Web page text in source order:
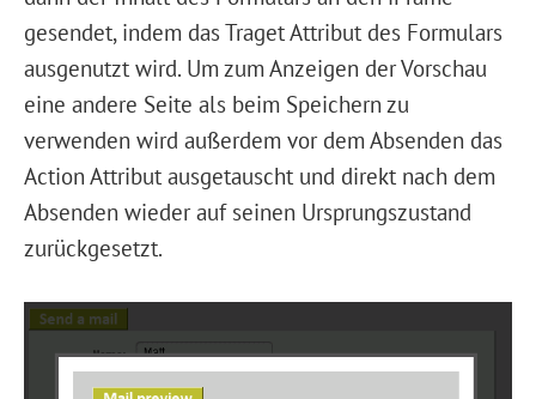
gesendet, indem das Traget Attribut des Formulars
ausgenutzt wird. Um zum Anzeigen der Vorschau
eine andere Seite als beim Speichern zu
verwenden wird außerdem vor dem Absenden das
Action Attribut ausgetauscht und direkt nach dem
Absenden wieder auf seinen Ursprungszustand
zurückgesetzt.